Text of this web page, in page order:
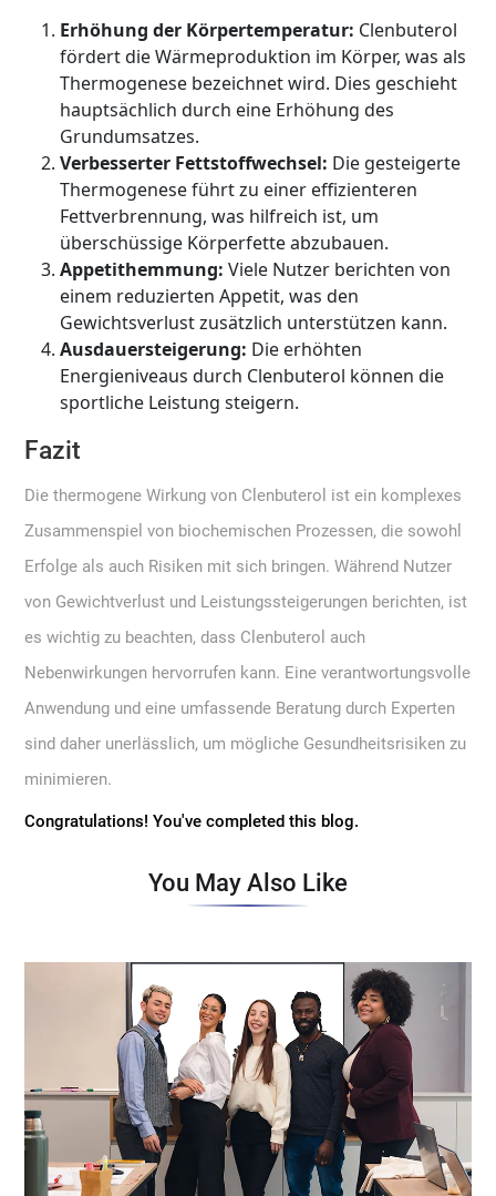
Erhöhung der Körpertemperatur: Clenbuterol
fördert die Wärmeproduktion im Körper, was als
Thermogenese bezeichnet wird. Dies geschieht
hauptsächlich durch eine Erhöhung des
Grundumsatzes.
Verbesserter Fettstoffwechsel: Die gesteigerte
Thermogenese führt zu einer effizienteren
Fettverbrennung, was hilfreich ist, um
überschüssige Körperfette abzubauen.
Appetithemmung: Viele Nutzer berichten von
einem reduzierten Appetit, was den
Gewichtsverlust zusätzlich unterstützen kann.
Ausdauersteigerung: Die erhöhten
Energieniveaus durch Clenbuterol können die
sportliche Leistung steigern.
Fazit
Die thermogene Wirkung von Clenbuterol ist ein komplexes
Zusammenspiel von biochemischen Prozessen, die sowohl
Erfolge als auch Risiken mit sich bringen. Während Nutzer
von Gewichtverlust und Leistungssteigerungen berichten, ist
es wichtig zu beachten, dass Clenbuterol auch
Nebenwirkungen hervorrufen kann. Eine verantwortungsvolle
Anwendung und eine umfassende Beratung durch Experten
sind daher unerlässlich, um mögliche Gesundheitsrisiken zu
minimieren.
Congratulations! You've completed this blog.
You May Also Like